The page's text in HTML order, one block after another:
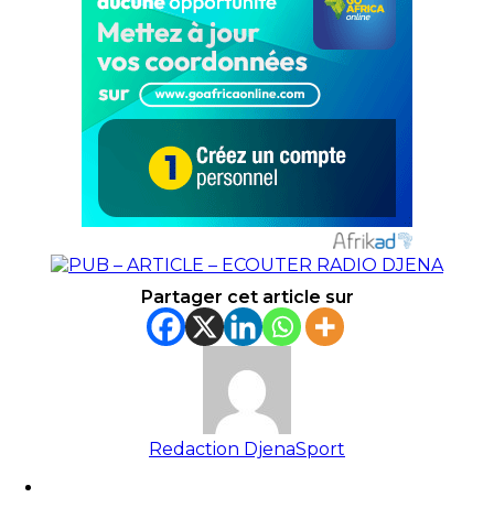
Partager cet article sur
Redaction DjenaSport